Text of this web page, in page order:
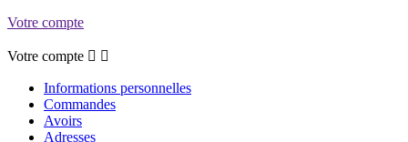
Votre compte
Votre compte  
Informations personnelles
Commandes
Avoirs
Adresses